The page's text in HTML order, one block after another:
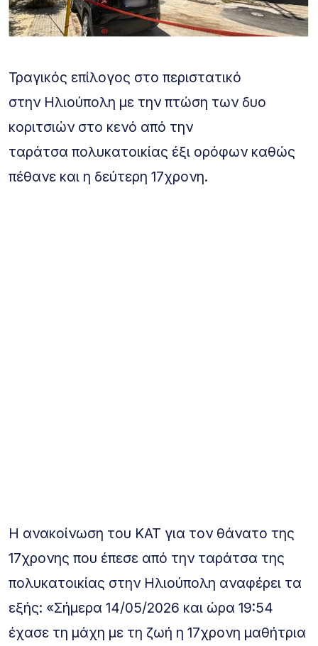
Τραγικός επίλογος στο περιστατικό
στην Ηλιούπολη με την πτώση των δυο
κοριτσιών στο κενό από την
ταράτσα πολυκατοικίας έξι ορόφων καθώς
πέθανε και η δεύτερη 17χρονη.
Η ανακοίνωση του ΚΑΤ για τον θάνατο της
17χρονης που έπεσε από την ταράτσα της
πολυκατοικίας στην Ηλιούπολη αναφέρει τα
εξής: «Σήμερα 14/05/2026 και ώρα 19:54
έχασε τη μάχη με τη ζωή η 17χρονη μαθήτρια